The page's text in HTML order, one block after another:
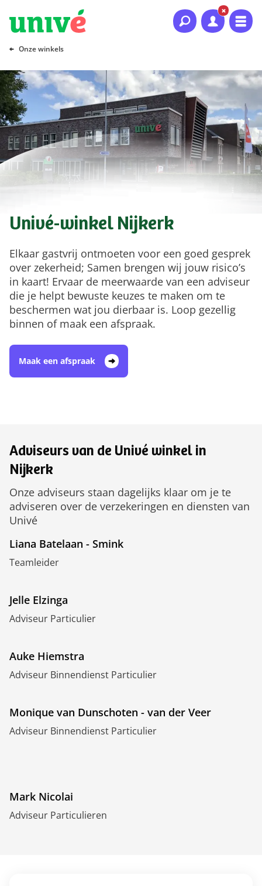
Naar hoofdinhoud
Naar hoofdnavigatie
Naar footer
Onze winkels
Univé-winkel Nijkerk
Elkaar gastvrij ontmoeten voor een goed gesprek
over zekerheid; Samen brengen wij jouw risico’s
in kaart! Ervaar de meerwaarde van een adviseur
die je helpt bewuste keuzes te maken om te
beschermen wat jou dierbaar is. Loop gezellig
binnen of maak een afspraak.
Maak een afspraak
Adviseurs van de Univé winkel in
Nijkerk
Onze adviseurs staan dagelijks klaar om je te
adviseren over de verzekeringen en diensten van
Univé
Liana Batelaan - Smink
Teamleider
Jelle Elzinga
Adviseur Particulier
Auke Hiemstra
Adviseur Binnendienst Particulier
Monique van Dunschoten - van der Veer
Adviseur Binnendienst Particulier
Mark Nicolai
Adviseur Particulieren